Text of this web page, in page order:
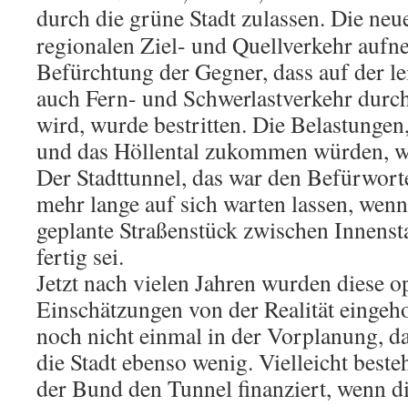
durch die grüne Stadt zulassen. Die
regionalen Ziel- und Quellverkehr
Befürchtung der Gegner, dass auf der
auch Fern- und Schwerlastverkehr
wird, wurde bestritten. Die
und das Höllental zukommen würden,
Der Stadttunnel, das war den
mehr lange auf sich warten lassen,
geplante Straßenstück zwischen
fertig sei.
Jetzt nach vielen Jahren wurden diese
Einschätzungen von der Realität
noch nicht einmal in der Vorplanung,
die Stadt ebenso wenig. Vielleicht
der Bund den Tunnel finanziert, wenn